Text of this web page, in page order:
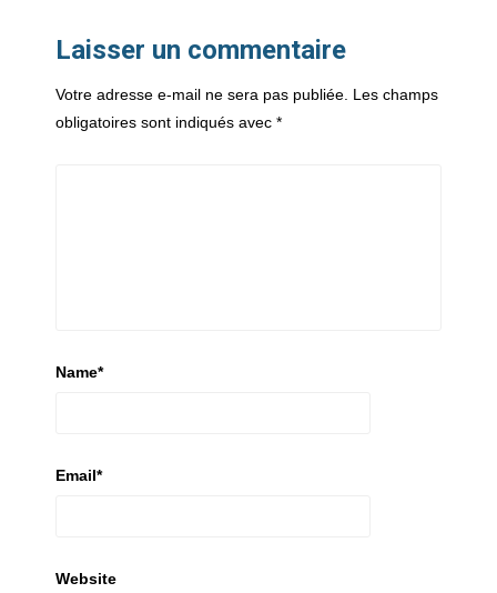
Laisser un commentaire
Votre adresse e-mail ne sera pas publiée. Les champs
obligatoires sont indiqués avec *
Name*
Email*
Website